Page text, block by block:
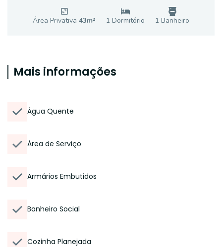
Área Privativa 43m² 1 Dormitório 1 Banheiro
Mais informações
Água Quente
Área de Serviço
Armários Embutidos
Banheiro Social
Cozinha Planejada